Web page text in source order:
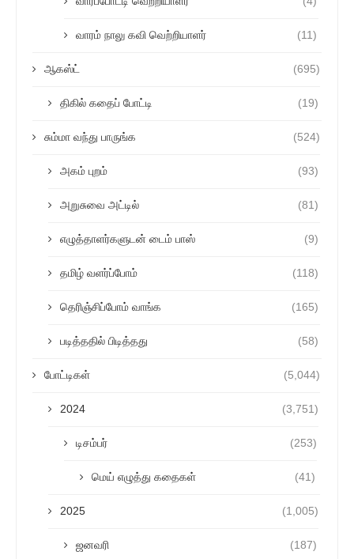
வாரம் நாலு கவி வெற்றியாளர் (11)
ஆகஸ்ட் (695)
திகில் கதைப் போட்டி (19)
சும்மா வந்து பாருங்க (524)
அகம் புறம் (93)
அறுசுவை அட்டில் (81)
எழுத்தாளர்களுடன் டைம் பாஸ் (9)
தமிழ் வளர்ப்போம் (118)
தெரிஞ்சிப்போம் வாங்க (165)
படித்ததில் பிடித்தது (58)
போட்டிகள் (5,044)
2024 (3,751)
டிசம்பர் (253)
மெய் எழுத்து கதைகள் (41)
2025 (1,005)
ஜனவரி (187)